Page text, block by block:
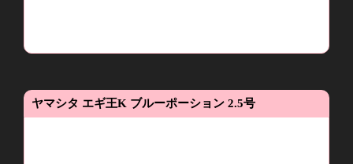
ヤマシタ エギ王K ブルーポーション 2.5号